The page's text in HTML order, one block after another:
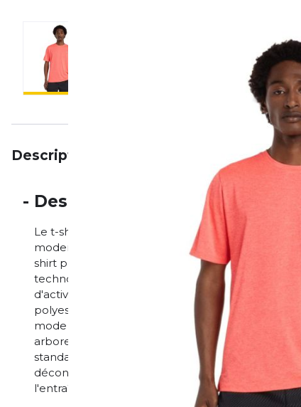
Description
- Description
Le t-shirt New Balance Athletics est la
moderne, parfait pour votre quotidien actif. Que
shirt performant et polyvalent séduit par son
technologie NB ICEx à séchage rapide, vous
d'activités intenses ou par temps chaud. Le
polyester recyclé et à 5 % de polyester, offre
mode de vie durable. Ce t-shirt à manches
arbore un motif graphique moderne qui allie
standard taille normalement et est conçue
décontracté. T-shirt New Balance Athletics :
l'entraînement à la détente au quotidien.